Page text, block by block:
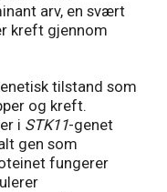
arv, en svært
kreft gjennom
tilstand som
og kreft.
i STK11-genet
gen som
fungerer